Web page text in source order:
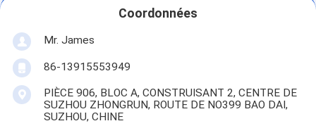
Coordonnées
Mr. James
86-13915553949
PIÈCE 906, BLOC A, CONSTRUISANT 2, CENTRE DE
SUZHOU ZHONGRUN, ROUTE DE NO399 BAO DAI,
SUZHOU, CHINE